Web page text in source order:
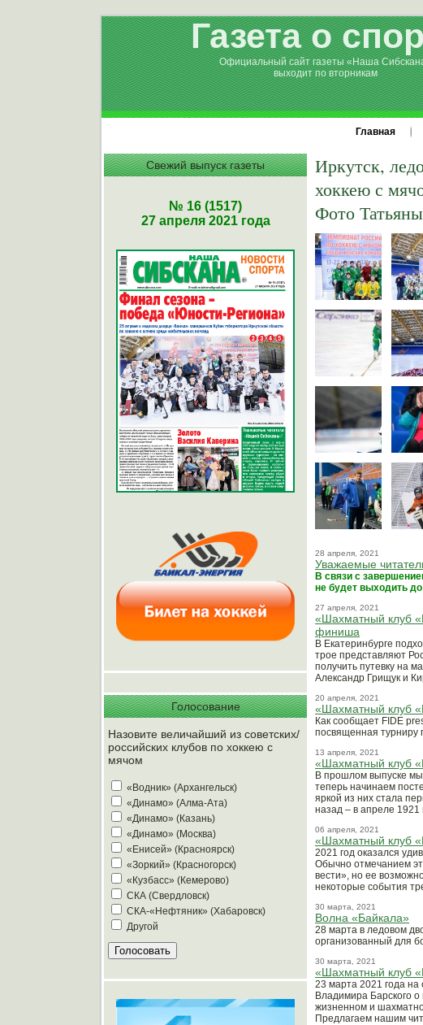
Газета о
Официальный сайт газеты «Наша
выходит по вторникам
Главная
Свежий выпуск газеты
№ 16 (1517)
27 апреля 2021 года
Голосование
Назовите величайший из советских/
российских клубов по хоккею с
мячом
«Водник» (Архангельск)
«Динамо» (Алма-Ата)
«Динамо» (Казань)
«Динамо» (Москва)
«Енисей» (Красноярск)
«Зоркий» (Красногорск)
«Кузбасс» (Кемерово)
СКА (Свердловск)
СКА-«Нефтяник» (Хабаровск)
Другой
Иркутск, л
хоккею с
Фото
28 апреля, 2021
Уважаемые
В связи с
не будет выходить до
27 апреля, 2021
«Шахматный клуб
финиша
В Екатеринбурге
трое представляют
получить путевку на
Александр Грищук и
20 апреля, 2021
«Шахматный клуб
Как сообщает FIDE
посвященная турниру
13 апреля, 2021
«Шахматный клуб
В прошлом выпуске
теперь начинаем
яркой из них стала
назад – в апреле 1921
06 апреля, 2021
«Шахматный клуб
2021 год оказался
Обычно отмечанием
вести», но ее
некоторые события
30 марта, 2021
Волна «Байкала»
28 марта в ледовом
организованный для
30 марта, 2021
«Шахматный клуб
23 марта 2021 года
Владимира Барского
жизненном и
Предлагаем нашим